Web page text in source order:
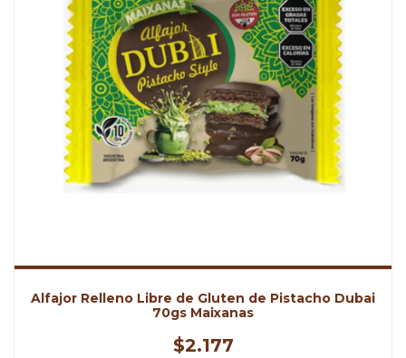
Alfajor Relleno Libre de Gluten de Pistacho Dubai
70gs Maixanas
$2.177